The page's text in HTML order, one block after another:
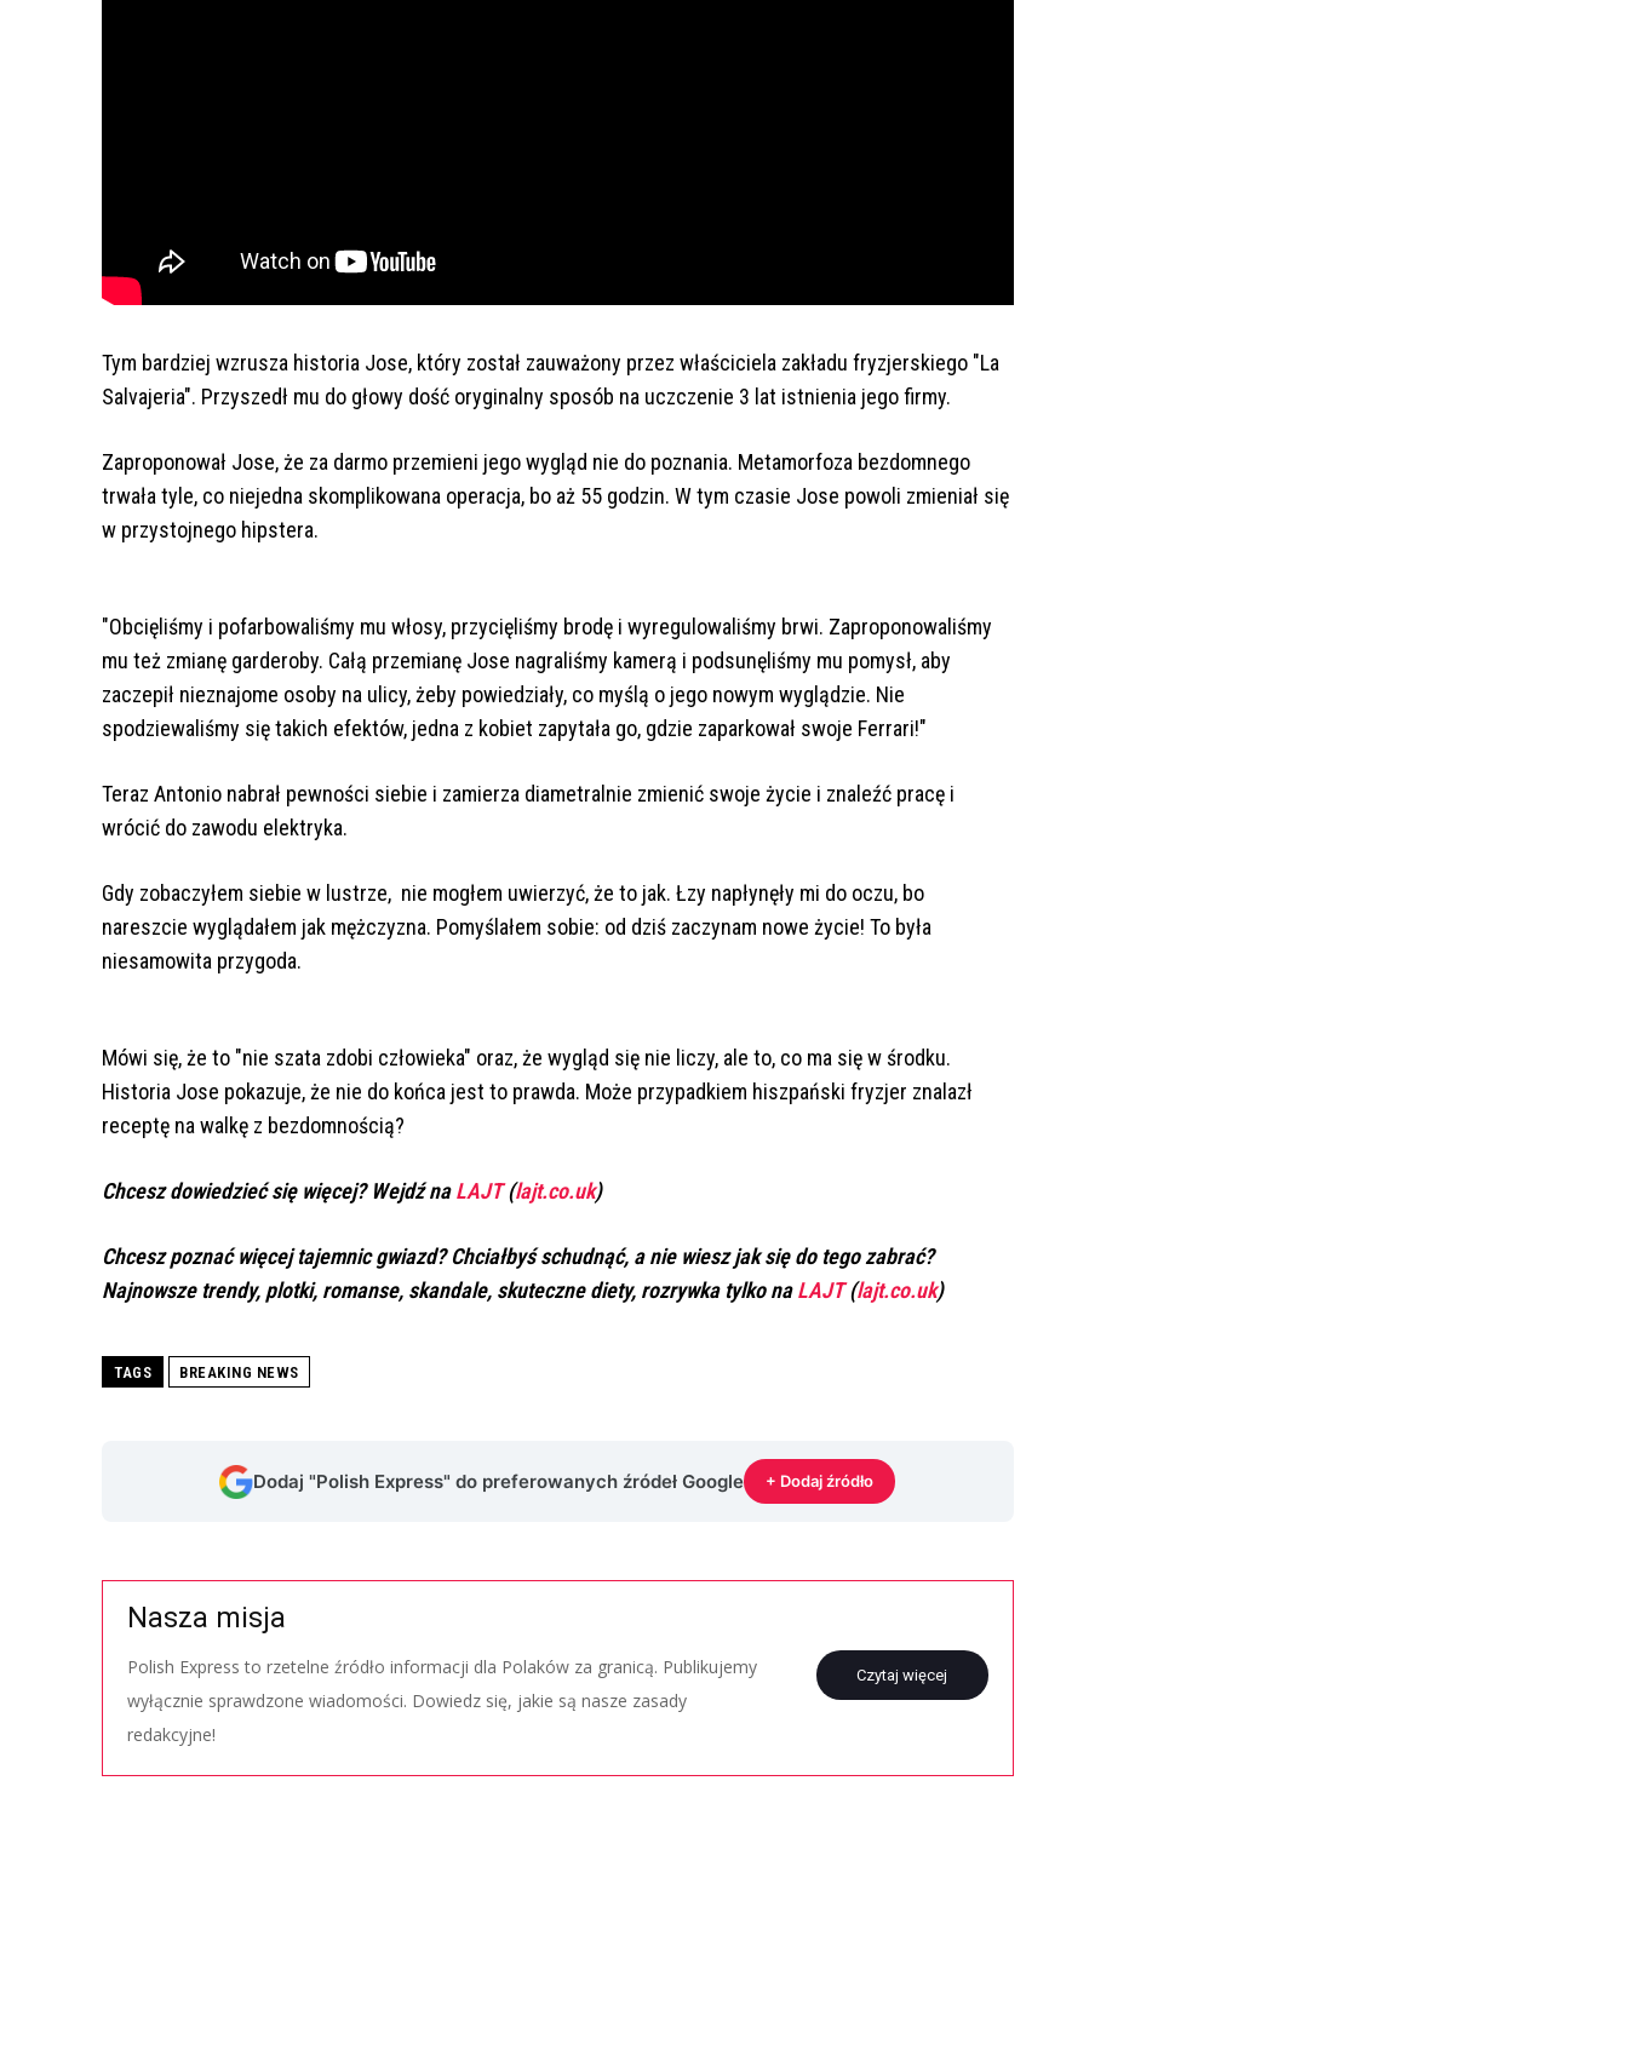
Tym bardziej wzrusza historia Jose, który został zauważony przez właściciela zakładu fryzjerskiego "La
Salvajeria". Przyszedł mu do głowy dość oryginalny sposób na uczczenie 3 lat istnienia jego firmy.
Zaproponował Jose, że za darmo przemieni jego wygląd nie do poznania. Metamorfoza bezdomnego
trwała tyle, co niejedna skomplikowana operacja, bo aż 55 godzin. W tym czasie Jose powoli zmieniał się
w przystojnego hipstera.
"Obcięliśmy i pofarbowaliśmy mu włosy, przycięliśmy brodę i wyregulowaliśmy brwi. Zaproponowaliśmy
mu też zmianę garderoby. Całą przemianę Jose nagraliśmy kamerą i podsunęliśmy mu pomysł, aby
zaczepił nieznajome osoby na ulicy, żeby powiedziały, co myślą o jego nowym wyglądzie. Nie
spodziewaliśmy się takich efektów, jedna z kobiet zapytała go, gdzie zaparkował swoje Ferrari!"
Teraz Antonio nabrał pewności siebie i zamierza diametralnie zmienić swoje życie i znaleźć pracę i
wrócić do zawodu elektryka.
Gdy zobaczyłem siebie w lustrze, nie mogłem uwierzyć, że to jak. Łzy napłynęły mi do oczu, bo
nareszcie wyglądałem jak mężczyzna. Pomyślałem sobie: od dziś zaczynam nowe życie! To była
niesamowita przygoda.
Mówi się, że to "nie szata zdobi człowieka" oraz, że wygląd się nie liczy, ale to, co ma się w środku.
Historia Jose pokazuje, że nie do końca jest to prawda. Może przypadkiem hiszpański fryzjer znalazł
receptę na walkę z bezdomnością?
Chcesz dowiedzieć się więcej? Wejdź naLAJT(lajt.co.uk)
Chcesz poznać więcej tajemnic gwiazd? Chciałbyś schudnąć, a nie wiesz jak się do tego zabrać?
Najnowsze trendy, plotki, romanse, skandale, skuteczne diety, rozrywka tylko naLAJT(lajt.co.uk)
TAGS BREAKING NEWS
Dodaj "Polish Express" do preferowanych źródeł Google + Dodaj źródło
Nasza misja
Polish Express to rzetelne źródło informacji dla Polaków za granicą. Publikujemy
wyłącznie sprawdzone wiadomości. Dowiedz się, jakie są nasze zasady
redakcyjne!
Czytaj więcej